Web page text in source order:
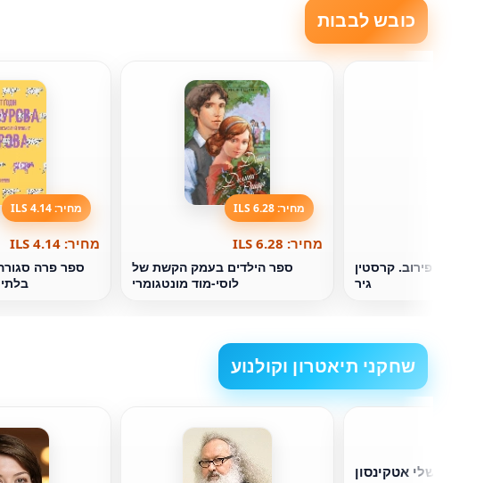
כובש לבבות
מחיר: 4.14 ILS
מחיר: 4.14 ILS
ספר פרה
מחיר: 6.28 ILS
מחיר: 6.28 ILS
ספר הילדים בעמק הקשת של
לוסי-מוד מונטגומרי
של ספפירוב. קרסטין
גיר
שחקני תיאטרון וקולנוע
אשלי אטקינסון